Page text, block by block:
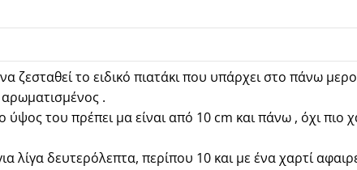
το ειδικό πιατάκι που υπάρχει στο πάνω
.
του πρέπει μα είναι από 10 cm και πάνω , όχι πιο
λίγα δευτερόλεπτα, περίπου 10 και με ένα χαρτί